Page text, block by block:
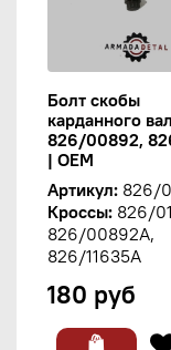
Болт скобы
карданного
826/00892,
| OEM
Артикул: 826/
Кроссы: 826/
826/00892A,
826/11635A
180 руб